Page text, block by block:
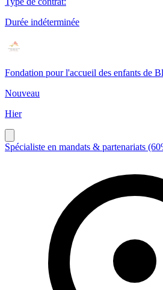
Durée indéterminée
Fondation pour l'accueil des enfants de
Nouveau
Hier
Spécialiste en mandats & partenariats